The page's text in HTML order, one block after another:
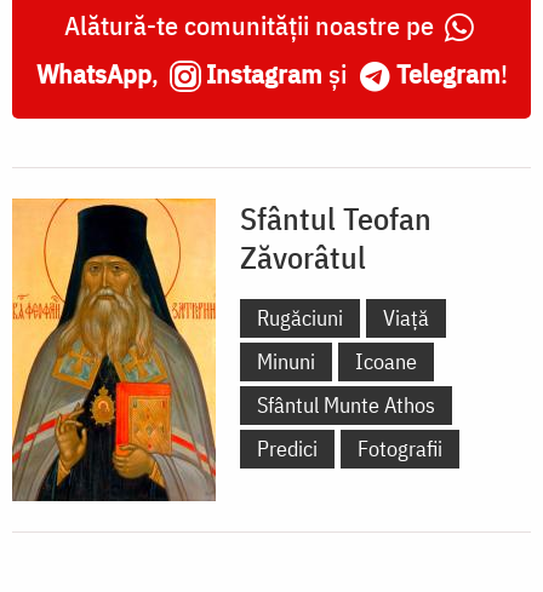
Alătură-te comunității noastre pe
WhatsApp, Instagram și Telegram!
Sfântul Teofan
Zăvorâtul
Rugăciuni
Viață
Minuni
Icoane
Sfântul Munte Athos
Predici
Fotografii